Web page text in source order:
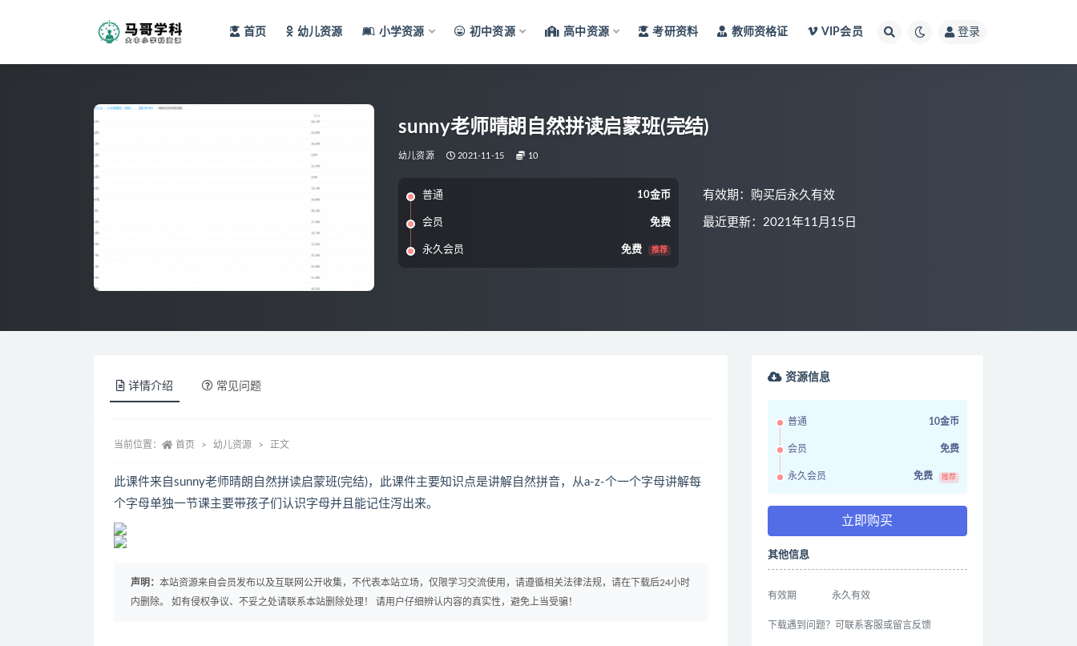
首页 幼儿资源 小学资源 初中资源 高中资源 考研资料 教师资格证 VIP会员 登录
sunny老师晴朗自然拼读启蒙班(完结)
幼儿资源 2021-11-15 10
普通 10金币
会员 免费
永久会员 免费 推荐
有效期：购买后永久有效
最近更新：2021年11月15日
详情介绍 常见问题
当前位置： 首页 幼儿资源 正文
此课件来自sunny老师晴朗自然拼读启蒙班(完结)，此课件主要知识点是讲解自然拼音，从a-z-个一个字母讲解每
个字母单独一节课主要带孩子们认识字母并且能记住泻出来。
声明： 本站资源来自会员发布以及互联网公开收集，不代表本站立场，仅限学习交流使用，请遵循相关法律法规，请在下载后24小时
内删除。 如有侵权争议、不妥之处请联系本站删除处理！ 请用户仔细辨认内容的真实性，避免上当受骗！
资源信息
普通 10金币
会员 免费
永久会员 免费 推荐
立即购买
其他信息
有效期 永久有效
下载遇到问题？可联系客服或留言反馈